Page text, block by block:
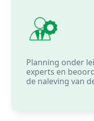
Planning onder
experts en
de naleving van